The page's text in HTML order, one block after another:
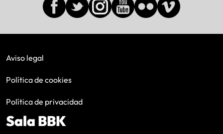
Aviso legal
Política de cookies
Política de privacidad
Sala BBK